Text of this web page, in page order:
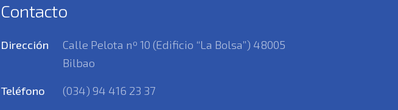
Contacto
Dirección
Calle Pelota nº 10 (Edificio “La Bolsa”) 48005
Bilbao
Teléfono
(034) 94 416 23 37